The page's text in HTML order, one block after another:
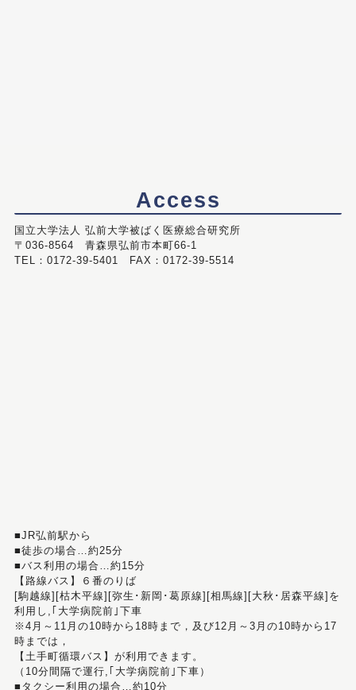
Access
国立大学法人 弘前大学被ばく医療総合研究所
〒036-8564 青森県弘前市本町66-1
TEL：0172-39-5401 FAX：0172-39-5514
■JR弘前駅から
■徒歩の場合…約25分
■バス利用の場合…約15分
【路線バス】６番のりば
[駒越線][枯木平線][弥生･新岡･葛原線][相馬線][大秋･居森平線]を
利用し,｢大学病院前｣下車
※4月～11月の10時から18時まで，及び12月～3月の10時から17
時までは，
【土手町循環バス】が利用できます。
（10分間隔で運行,｢大学病院前｣下車）
■タクシー利用の場合…約10分